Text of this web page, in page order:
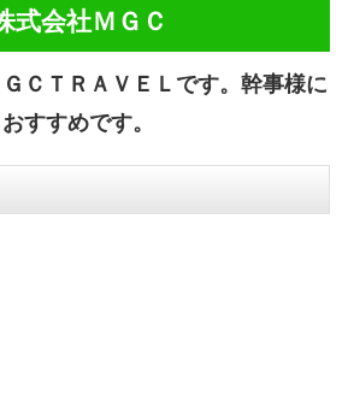
式会社ＭＧＣ
ＣＴＲＡＶＥＬです。幹事様に
おすすめです。